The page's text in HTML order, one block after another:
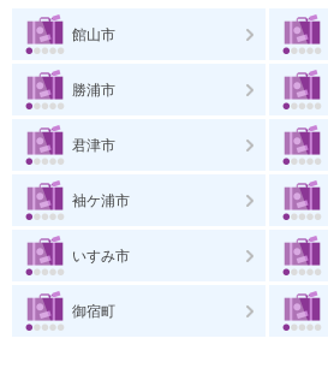
館山市
勝浦市
君津市
袖ケ浦市
いすみ市
御宿町